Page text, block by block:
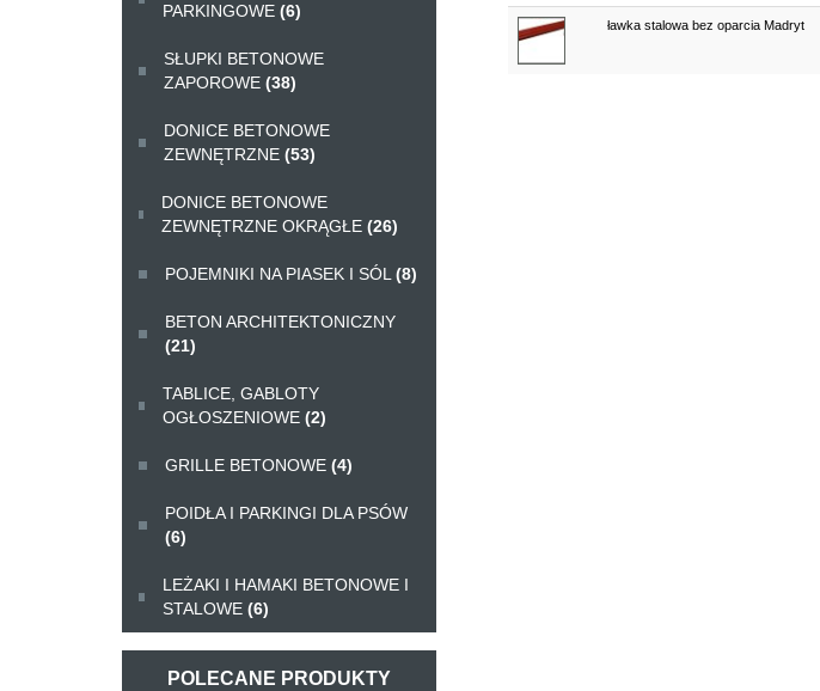
PARKINGOWE (6)
SŁUPKI BETONOWE
ZAPOROWE (38)
DONICE BETONOWE
ZEWNĘTRZNE (53)
DONICE BETONOWE
ZEWNĘTRZNE OKRĄGŁE(26)
POJEMNIKI NA PIASEK I SÓL (8)
BETON ARCHITEKTONICZNY
(21)
TABLICE, GABLOTY
OGŁOSZENIOWE(2)
GRILLE BETONOWE (4)
POIDŁA I PARKINGI DLA PSÓW
(6)
LEŻAKI I HAMAKI BETONOWE I
STALOWE (6)
POLECANE PRODUKTY
ławka stalowa bez oparcia Madryt